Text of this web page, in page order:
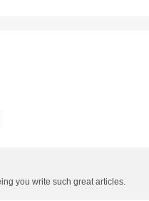
you write such great articles.